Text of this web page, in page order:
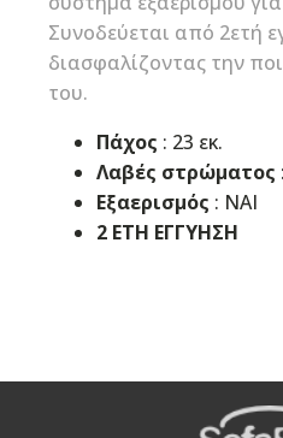
Συνοδεύεται από 2ετή
διασφαλίζοντας την
του.
Πάχος : 23 εκ.
Λαβές στρώματος
Εξαερισμός : ΝΑΙ
2 ΕΤΗ ΕΓΓΥΗΣΗ